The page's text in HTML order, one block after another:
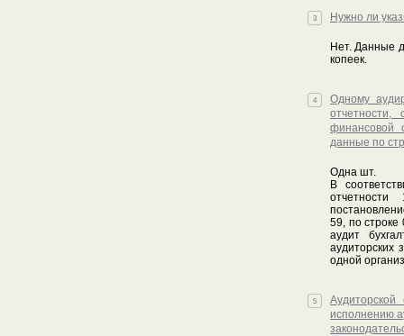
3 Нужно ли
Нет. Данные
копеек.
4
Одному
отчетности,
финансовой
данные по
Одна шт.
В
59, по строке
аудит
аудиторских
одной
5
исполнению